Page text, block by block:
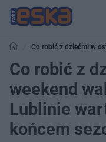
Co robić z dziećmi w
warto odwiedzić przed końcem
Co robić z
weekend
Lublinie
końcem